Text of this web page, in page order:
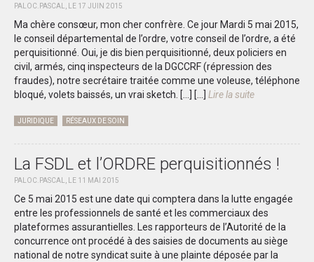
PALOC.PASCAL, LE 17 JUIN 2015
Ma chère consœur, mon cher confrère. Ce jour Mardi 5 mai 2015,
le conseil départemental de l’ordre, votre conseil de l’ordre, a été
perquisitionné. Oui, je dis bien perquisitionné, deux policiers en
civil, armés, cinq inspecteurs de la DGCCRF (répression des
fraudes), notre secrétaire traitée comme une voleuse, téléphone
bloqué, volets baissés, un vrai sketch. […]
[...] Lire la suite
JURIDIQUE RÉSEAUX DE SOIN
La FSDL et l’ORDRE perquisitionnés !
PALOC.PASCAL, LE 11 MAI 2015
Ce 5 mai 2015 est une date qui comptera dans la lutte engagée
entre les professionnels de santé et les commerciaux des
plateformes assurantielles. Les rapporteurs de l’Autorité de la
concurrence ont procédé à des saisies de documents au siège
national de notre syndicat suite à une plainte déposée par la